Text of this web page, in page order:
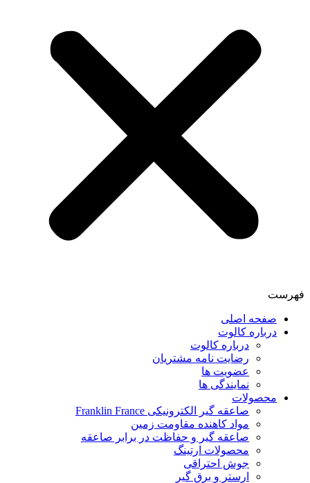
فهرست
صفحه اصلی
درباره کالوت
درباره کالوت
رضایت نامه مشتریان
عضویت ها
نمایندگی ها
محصولات
صاعقه گیر الکترونیکی Franklin France
مواد کاهنده مقاومت زمین
صاعقه گیر و حفاظت در برابر صاعقه
محصولات ارتینگ
جوش احتراقی
ارستر و برق گیر